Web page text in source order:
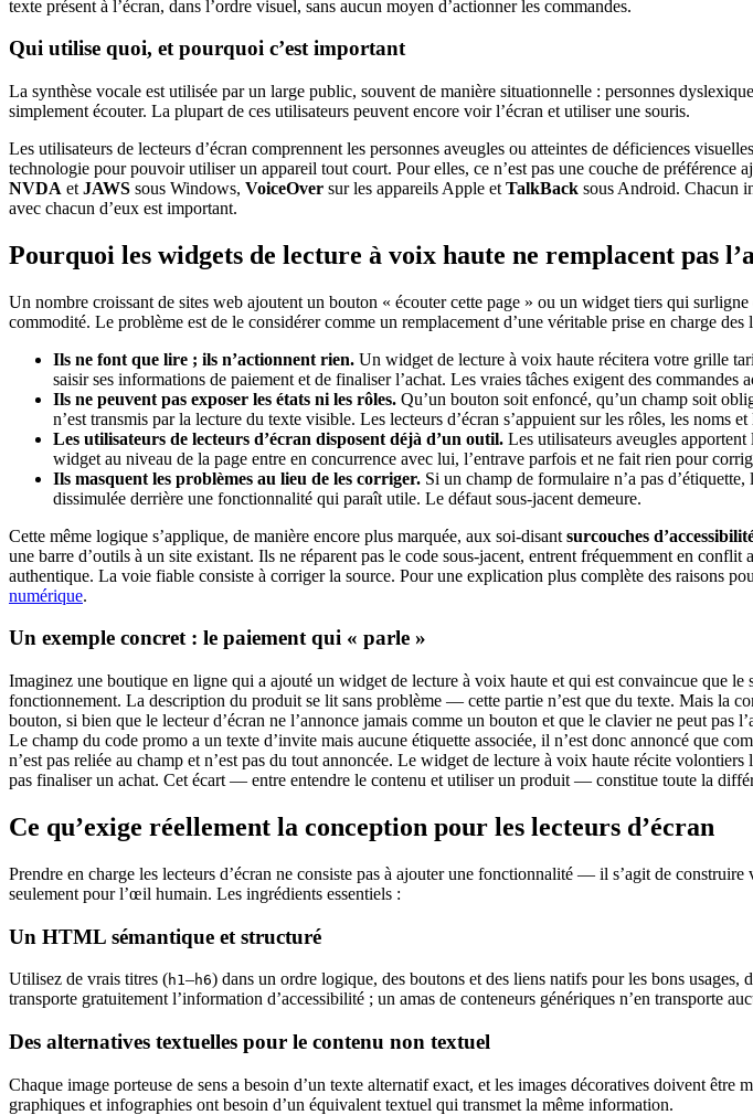
texte présent à l’écran, dans l’ordre visuel, sans aucun moyen d’actionner les commandes.
Qui utilise quoi, et pourquoi c’est important
La synthèse vocale est utilisée par un large public, souvent de manière situationnelle : personnes
simplement écouter. La plupart de ces utilisateurs peuvent encore voir l’écran et utiliser une souris.
Les utilisateurs de lecteurs d’écran comprennent les personnes aveugles ou atteintes de déficiences
technologie pour pouvoir utiliser un appareil tout court. Pour elles, ce n’est pas une couche de préférence
NVDA et JAWS sous Windows, VoiceOver sur les appareils Apple et TalkBack sous Android. Chacun
avec chacun d’eux est important.
Pourquoi les widgets de lecture à voix haute ne remplacent pas
Un nombre croissant de sites web ajoutent un bouton « écouter cette page » ou un widget tiers qui
commodité. Le problème est de le considérer comme un remplacement d’une véritable prise en charge des
Ils ne font que lire ; ils n’actionnent rien. Un widget de lecture à voix haute récitera votre grille
saisir ses informations de paiement et de finaliser l’achat. Les vraies tâches exigent des commandes
Ils ne peuvent pas exposer les états ni les rôles. Qu’un bouton soit enfoncé, qu’un champ soit
n’est transmis par la lecture du texte visible. Les lecteurs d’écran s’appuient sur les rôles, les noms
Les utilisateurs de lecteurs d’écran disposent déjà d’un outil. Les utilisateurs aveugles
widget au niveau de la page entre en concurrence avec lui, l’entrave parfois et ne fait rien pour
Ils masquent les problèmes au lieu de les corriger. Si un champ de formulaire n’a pas
dissimulée derrière une fonctionnalité qui paraît utile. Le défaut sous-jacent demeure.
Cette même logique s’applique, de manière encore plus marquée, aux soi-disant surcouches
une barre d’outils à un site existant. Ils ne réparent pas le code sous-jacent, entrent fréquemment en
authentique. La voie fiable consiste à corriger la source. Pour une explication plus complète des raisons
numérique.
Un exemple concret : le paiement qui « parle »
Imaginez une boutique en ligne qui a ajouté un widget de lecture à voix haute et qui est convaincue que
fonctionnement. La description du produit se lit sans problème — cette partie n’est que du texte. Mais la
bouton, si bien que le lecteur d’écran ne l’annonce jamais comme un bouton et que le clavier ne peut
Le champ du code promo a un texte d’invite mais aucune étiquette associée, il n’est donc annoncé que
n’est pas reliée au champ et n’est pas du tout annoncée. Le widget de lecture à voix haute récite volontiers
pas finaliser un achat. Cet écart — entre entendre le contenu et utiliser un produit — constitue toute la
Ce qu’exige réellement la conception pour les lecteurs d’écran
Prendre en charge les lecteurs d’écran ne consiste pas à ajouter une fonctionnalité — il s’agit de
seulement pour l’œil humain. Les ingrédients essentiels :
Un HTML sémantique et structuré
Utilisez de vrais titres (h1–h6) dans un ordre logique, des boutons et des liens natifs pour les bons
transporte gratuitement l’information d’accessibilité ; un amas de conteneurs génériques n’en transporte
Des alternatives textuelles pour le contenu non textuel
Chaque image porteuse de sens a besoin d’un texte alternatif exact, et les images décoratives doivent
graphiques et infographies ont besoin d’un équivalent textuel qui transmet la même information.